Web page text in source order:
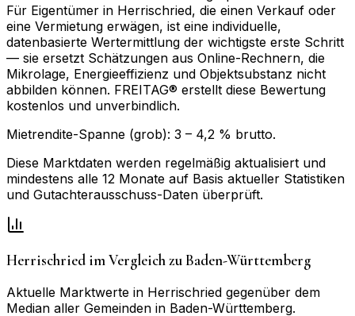
Für Eigentümer in Herrischried, die einen Verkauf oder
eine Vermietung erwägen, ist eine individuelle,
datenbasierte Wertermittlung der wichtigste erste Schritt
— sie ersetzt Schätzungen aus Online-Rechnern, die
Mikrolage, Energieeffizienz und Objektsubstanz nicht
abbilden können. FREITAG® erstellt diese Bewertung
kostenlos und unverbindlich.
Mietrendite-Spanne (grob): 3 – 4,2 % brutto.
Diese Marktdaten werden regelmäßig aktualisiert und
mindestens alle 12 Monate auf Basis aktueller Statistiken
und Gutachterausschuss-Daten überprüft.
Herrischried im Vergleich zuBaden-Württemberg
Aktuelle Marktwerte in Herrischried gegenüber dem
Median aller Gemeinden in Baden-Württemberg.